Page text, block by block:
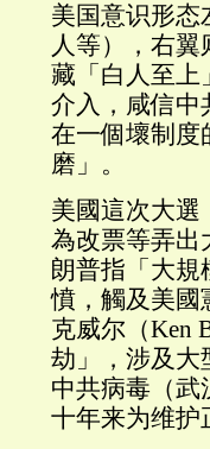
美国意识形态
人等），右
藏「白人至上
介入，咸信中
在一個壞制度
磨」。
美國這次大選
為改票等弄出
朗普指「大規
憤，觸及美國
克威尔（Ken
劫」，涉及大
中共病毒（武
十年来为维护